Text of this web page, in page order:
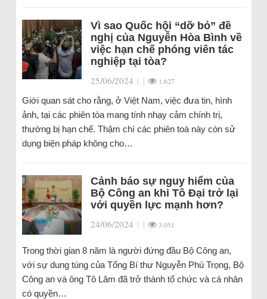
Vì sao Quốc hội “dỡ bỏ” đề
nghị của Nguyễn Hòa Bình về
việc hạn chế phóng viên tác
nghiệp tại tòa?
25/06/2024 | | 1.627
Giới quan sát cho rằng, ở Việt Nam, việc đưa tin, hình
ảnh, tại các phiên tòa mang tính nhạy cảm chính trị,
thường bị hạn chế. Thậm chí các phiên toà này còn sử
dụng biện pháp không cho…
Cảnh báo sự nguy hiểm của
Bộ Công an khi Tô Đại trở lại
với quyền lực mạnh hơn?
24/06/2024 | | 3.051
Trong thời gian 8 năm là người đứng đầu Bộ Công an,
với sự dung túng của Tổng Bí thư Nguyễn Phú Trọng, Bộ
Công an và ông Tô Lâm đã trở thành tổ chức và cá nhân
có quyền…